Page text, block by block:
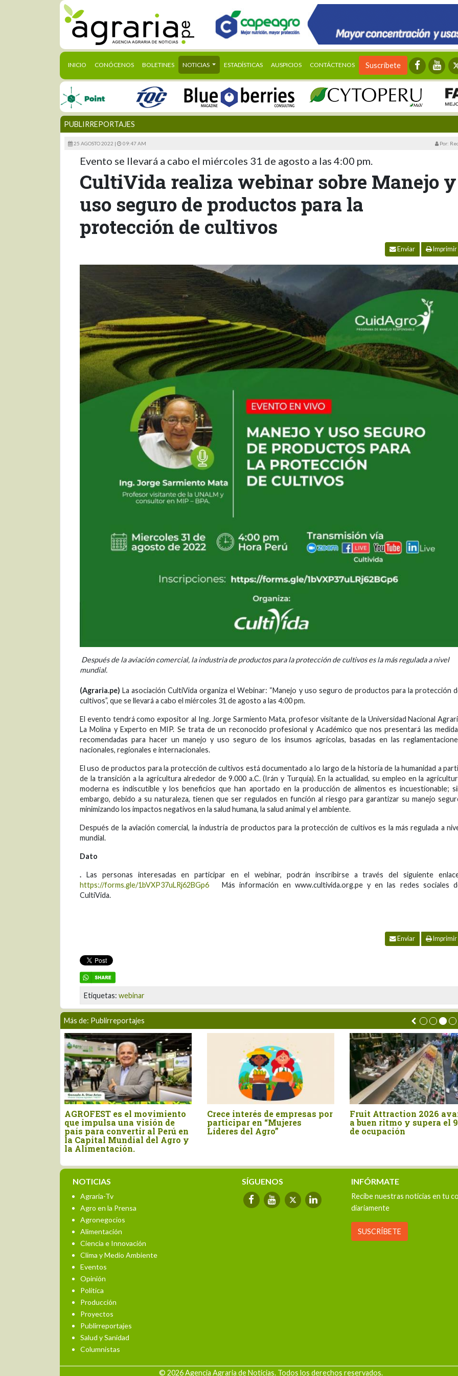
INICIO (CURRENT)
CONÓCENOS BOLETINES NOTICIAS ESTADÍSTICAS AUSPICIOS CONTÁCTENOS Suscríbete
PUBLIRREPORTAJES
25 AGOSTO 2022 | 09:47 AM Por:
Evento se llevará a cabo el miércoles 31 de agosto a las 4:00 pm.
CultiVida realiza webinar sobre Manejo y
uso seguro de productos para la
protección de cultivos
Enviar Imprimir
Después de la aviación comercial, la industria de productos para la protección de cultivos es la más regulada a nivel
mundial.
(Agraria.pe) La asociación CultiVida organiza el Webinar: “Manejo y uso seguro de productos para la protección
cultivos”, que se llevará a cabo el miércoles 31 de agosto a las 4:00 pm.
El evento tendrá como expositor al Ing. Jorge Sarmiento Mata, profesor visitante de la Universidad Nacional
La Molina y Experto en MIP. Se trata de un reconocido profesional y Académico que nos presentará las
recomendadas para hacer un manejo y uso seguro de los insumos agrícolas, basadas en las
nacionales, regionales e internacionales.
El uso de productos para la protección de cultivos está documentado a lo largo de la historia de la humanidad a
de la transición a la agricultura alrededor de 9.000 a.C. (Irán y Turquía). En la actualidad, su empleo en la
moderna es indiscutible y los beneficios que han aportado en la producción de alimentos es incuestionable;
embargo, debido a su naturaleza, tienen que ser regulados en función al riesgo para garantizar su manejo
minimizando los impactos negativos en la salud humana, la salud animal y el ambiente.
Después de la aviación comercial, la industria de productos para la protección de cultivos es la más regulada a
mundial.
Dato
. Las personas interesadas en participar en el webinar, podrán inscribirse a través del siguiente
https://forms.gle/1bVXP37uLRj62BGp6 Más información en www.cultivida.org.pe y en las redes sociales
CultiVida.
Enviar Imprimir
Etiquetas: webinar
Más de: Publirreportajes
AGROFEST es el movimiento
que impulsa una visión de
país para convertir al Perú en
la Capital Mundial del Agro y
la Alimentación.
Crece interés de empresas por
participar en “Mujeres
Líderes del Agro”
Fruit Attraction 2026
a buen ritmo y supera el
de ocupación
NOTICIAS
Agraria-Tv
Agro en la Prensa
Agronegocios
Alimentación
Ciencia e Innovación
Clima y Medio Ambiente
Eventos
Opinión
Política
Producción
Proyectos
Publirreportajes
Salud y Sanidad
Columnistas
SÍGUENOS INFÓRMATE
Recibe nuestras noticias en tu
diariamente
SUSCRÍBETE
© 2026 Agencia Agraria de Noticias. Todos los derechos reservados.